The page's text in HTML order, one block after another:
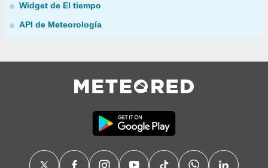
Widget de El tiempo
API de Meteorología